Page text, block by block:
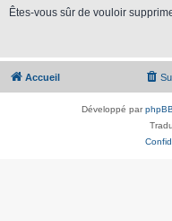
Êtes-vous sûr de vouloir
Accueil
Développé parphpBB